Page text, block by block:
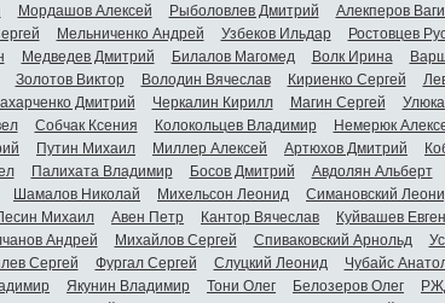
Мордашов Алексей Рыболовлев Дмитрий Алекперов
Мельниченко Андрей Узбеков Ильдар Ростовцев
Медведев Дмитрий Билалов Магомед Волк Ирина
Золотов Виктор Володин Вячеслав Кириенко Сергей
Дмитрий Черкалин Кирилл Магин Сергей
Собчак Ксения Колокольцев Владимир Немерюк
Путин Михаил Миллер Алексей Артюхов Дмитрий
Палихата Владимир Босов Дмитрий Авдолян Альберт
Шамалов Николай Михельсон Леонид Симановский
Михаил Авен Петр Кантор Вячеслав Куйвашев
Андрей Михайлов Сергей Спиваковский Арнольд
Сергей Фургал Сергей Слуцкий Леонид Чубайс
Якунин Владимир Тони Олег Белозеров Олег